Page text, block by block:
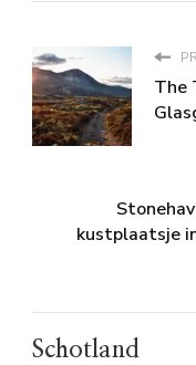
The
kustplaatsje
Schotland